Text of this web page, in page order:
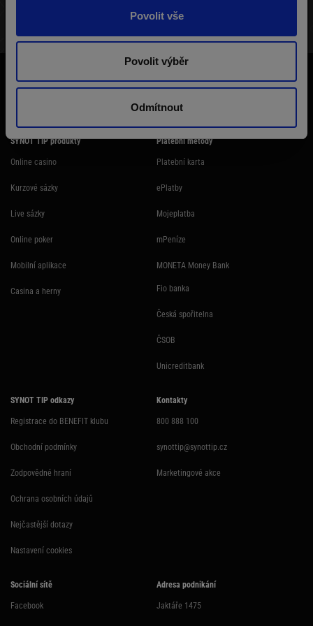
Povolit vše
Povolit výběr
Odmítnout
na hazardní hře může vzniknout závislost! Hazardních her se nemohou
SYNOT TIP produkty
Online casino
Kurzové sázky
Live sázky
Online poker
Mobilní aplikace
Casina a herny
Platební metody
Platební karta
ePlatby
Mojeplatba
mPeníze
MONETA Money Bank
Fio banka
Česká spořitelna
ČSOB
Unicreditbank
SYNOT TIP odkazy
Registrace do BENEFIT klubu
Obchodní podmínky
Zodpovědné hraní
Ochrana osobních údajů
Nejčastější dotazy
Nastavení cookies
Kontakty
800 888 100
synottip@synottip.cz
Marketingové akce
Sociální sítě
Facebook
Adresa podnikání
Jaktáře 1475